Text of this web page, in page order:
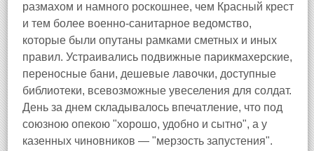
размахом и намного роскошнее, чем Красный крест
и тем более военно-санитарное ведомство,
которые были опутаны рамками сметных и иных
правил. Устраивались подвижные парикмахерские,
переносные бани, дешевые лавочки, доступные
библиотеки, всевозможные увеселения для солдат.
День за днем складывалось впечатление, что под
союзною опекою "хорошо, удобно и сытно", а у
казенных чиновников — "мерзость запустения".